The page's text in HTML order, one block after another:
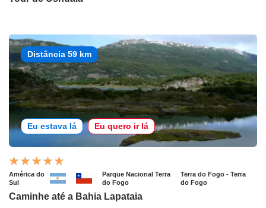
Distância 59 km
Eu estava lá Eu quero ir lá
América do
Sul
Parque Nacional Terra
do Fogo
Terra do Fogo - Terra
do Fogo
Caminhe até a Bahia Lapataia